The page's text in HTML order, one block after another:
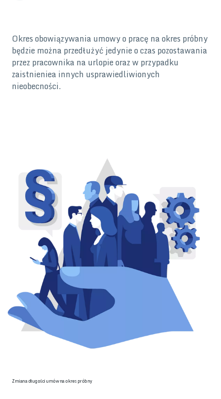
Okres obowiązywania umowy o pracę na okres próbny
będzie można przedłużyć jedynie o czas pozostawania
przez pracownika na urlopie oraz w przypadku
zaistnieniea innych usprawiedliwionych
nieobecności.
Zmiana długości umów na okres próbny